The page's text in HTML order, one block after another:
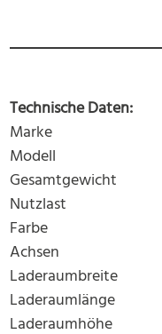
Technische Daten:
Marke
Modell
Gesamtgewicht
Nutzlast
Farbe
Achsen
Laderaumbreite
Laderaumlänge
Laderaumhöhe